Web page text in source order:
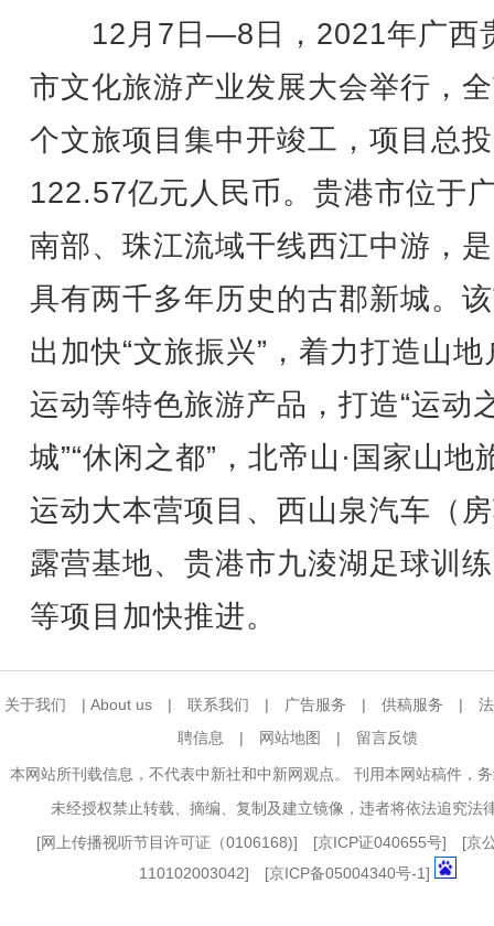
12月7日—8日，2021年广西
市文化旅游产业发展大会举行，
个文旅项目集中开竣工，项目总
122.57亿元人民币。贵港市位于
南部、珠江流域干线西江中游，
具有两千多年历史的古郡新城。
出加快“文旅振兴”，着力打造山地
运动等特色旅游产品，打造“运动
城”“休闲之都”，北帝山·国家山地
运动大本营项目、西山泉汽车（
露营基地、贵港市九淩湖足球训
等项目加快推进。
关于我们 | About us | 联系我们 | 广告服务 | 供稿服务 |
聘信息
| 网站地图 | 留言反馈
本网站所刊载信息，不代表中新社和中新网观点。 刊用本网站稿件，
未经授权禁止转载、摘编、复制及建立镜像，违者将依法追究法
[网上传播视听节目许可证（0106168)] [京ICP证040655号] [京
110102003042] [京ICP备05004340号-1]